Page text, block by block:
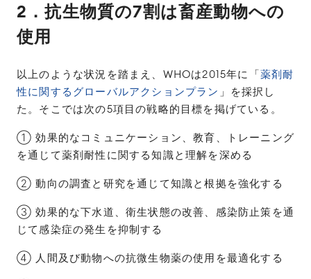
2．抗生物質の7割は畜産動物への
使用
以上のような状況を踏まえ、WHOは2015年に「薬剤耐
性に関するグローバルアクションプラン 」を採択し
た。そこでは次の5項目の戦略的目標を掲げている。
① 効果的なコミュニケーション、教育、トレーニング
を通じて薬剤耐性に関する知識と理解を深める
② 動向の調査と研究を通じて知識と根拠を強化する
③ 効果的な下水道、衛生状態の改善、感染防止策を通
じて感染症の発生を抑制する
④ 人間及び動物への抗微生物薬の使用を最適化する